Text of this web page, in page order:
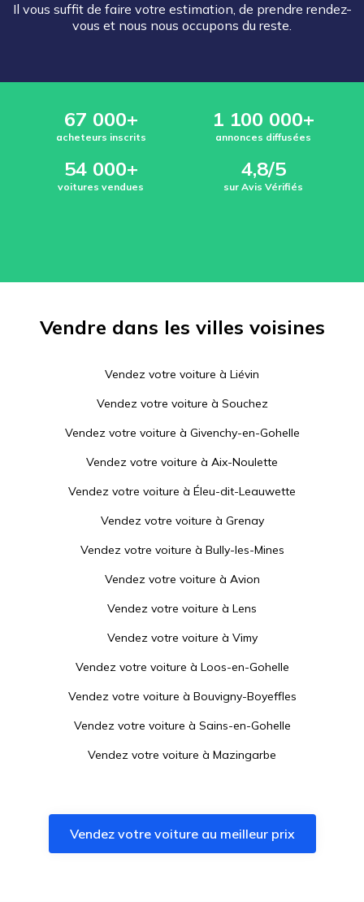
Il vous suffit de faire votre estimation, de prendre rendez-
vous et nous nous occupons du reste.
67 000+
acheteurs inscrits
1 100 000+
annonces diffusées
54 000+
voitures vendues
4,8/5
sur Avis Vérifiés
Vendre dans les villes voisines
Vendez votre voiture à Liévin
Vendez votre voiture à Souchez
Vendez votre voiture à Givenchy-en-Gohelle
Vendez votre voiture à Aix-Noulette
Vendez votre voiture à Éleu-dit-Leauwette
Vendez votre voiture à Grenay
Vendez votre voiture à Bully-les-Mines
Vendez votre voiture à Avion
Vendez votre voiture à Lens
Vendez votre voiture à Vimy
Vendez votre voiture à Loos-en-Gohelle
Vendez votre voiture à Bouvigny-Boyeffles
Vendez votre voiture à Sains-en-Gohelle
Vendez votre voiture à Mazingarbe
Vendez votre voiture àMéricourt
Vendez votre voiture à Vermelles
Vendez votre voiture au meilleur prix